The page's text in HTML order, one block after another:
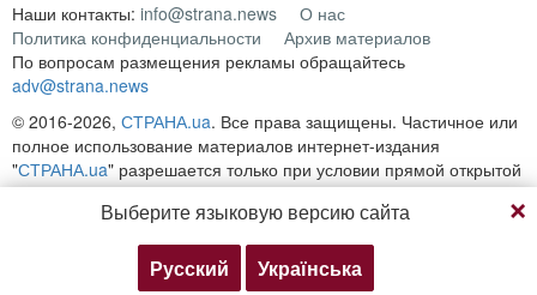
Наши контакты: info@strana.news
О нас
Политика конфиденциальности
Архив материалов
По вопросам размещения рекламы обращайтесь
adv@strana.news
© 2016-2026, СТРАНА.ua. Все права защищены. Частичное или
полное использование материалов интернет-издания
"СТРАНА.ua" разрешается только при условии прямой открытой
для поисковых систем гиперссылки на непосредственный адрес
материала на сайтеstrana.ua
Любое копирование, публикация, перепечатка или
воспроизведение информации, содержащей ссылку на
«Интерфакс-Украина», запрещается.
Выберите языковую версию сайта
Русский Українська